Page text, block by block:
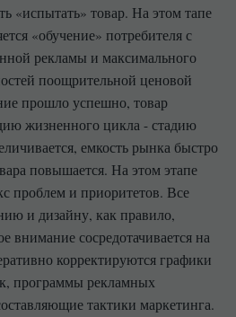
«испытать» товар. На этом тапе
«обучение» потребителя с
рекламы и максимального
поощрительной ценовой
прошло успешно, товар
жизненного цикла - стадию
емкость рынка быстро
повышается. На этом этапе
проблем и приоритетов. Все
и дизайну, как правило,
внимание сосредотачивается на
корректируются графики
программы рекламных
тактики маркетинга.